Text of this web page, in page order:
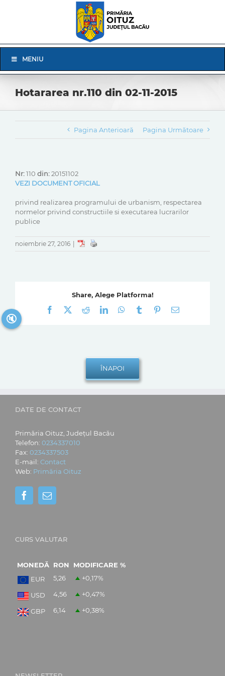
Navigation
MENIU
Hotararea nr.110 din 02-11-2015
Pagina Anterioară Pagina Următoare
Nr:110 din:20151102
VEZI DOCUMENT OFICIAL
privind realizarea programului de urbanism, respectarea
normelor privind constructiile si executarea lucrarilor
publice
noiembrie 27, 2016
Share, Alege Platforma!
Facebook
RedditLinkedInWhatsApp
Tumblr Pinterest
E-
DATE DE CONTACT
Primăria Oituz, Județul Bacău
Telefon: 0234337010
Fax: 0234337503
E-mail: Contact
Web: Primăria Oituz
CURS VALUTAR
MONEDĂ RON
MODIFICARE %
EUR
5,26 +0,17%
USD 4,56 +0,47%
GBP 6,14 +0,38%
🔇